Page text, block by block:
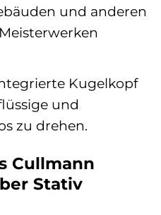
und anderen
Kugelkopf
und
zu drehen.
Cullmann
Stativ